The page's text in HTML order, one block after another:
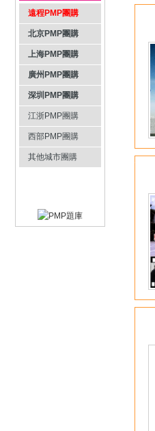
9
10
11
遠程PMP團購
北京PMP團購
上海PMP團購
廣州PMP團購
深圳PMP團購
江浙PMP團購
西部PMP團購
其他城市團購